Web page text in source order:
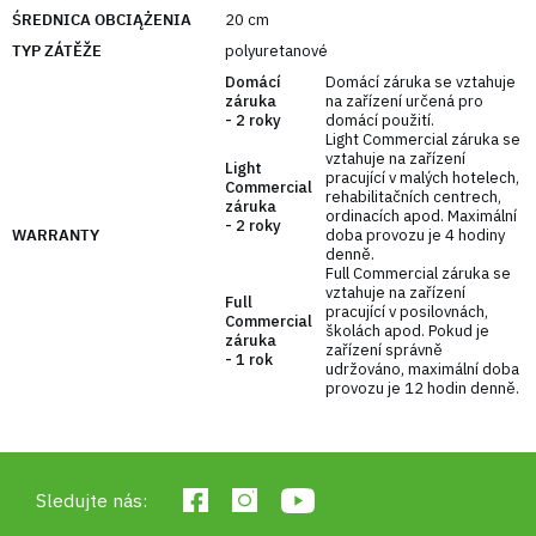
konstrukci nevypadne z kotouče ani při nejsilnějším
nárazu. Je vyroben z vysoce kvalitní oceli, což
zaručuje vysokou odolnost kotoučů při častém
nasazování a sundávání.
ŚREDNICA OBCIĄŻENIA
20 cm
TYP ZÁTĚŽE
polyuretanové
WARRANTY
Domácí
záruka
- 2 roky
Domácí záruka se vztahuje
na zařízení určená pro
domácí použití.
Light
Commercial
záruka
- 2 roky
Light Commercial záruka se
vztahuje na zařízení
pracující v malých hotelech,
rehabilitačních centrech,
ordinacích apod. Maximální
doba provozu je 4 hodiny
denně.
Full
Commercial
záruka
- 1 rok
Full Commercial záruka se
vztahuje na zařízení
pracující v posilovnách,
školách apod. Pokud je
zařízení správně
udržováno, maximální doba
provozu je 12 hodin denně.
Sledujte nás: